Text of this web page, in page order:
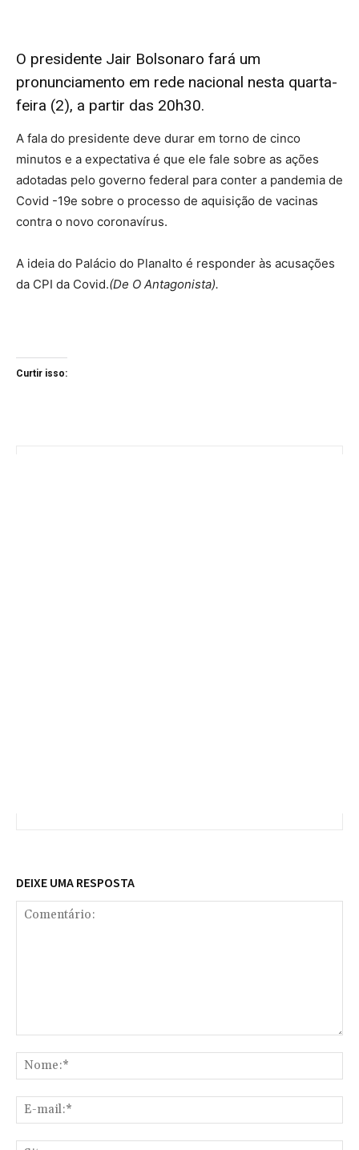
O presidente Jair Bolsonaro fará um
pronunciamento em rede nacional nesta quarta-
feira (2), a partir das 20h30.
A fala do presidente deve durar em torno de cinco
minutos e a expectativa é que ele fale sobre as ações
adotadas pelo governo federal para conter a pandemia de
Covid -19e sobre o processo de aquisição de vacinas
contra o novo coronavírus.
A ideia do Palácio do Planalto é responder às acusações
da CPI da Covid.(De O Antagonista).
Curtir isso:
DEIXE UMA RESPOSTA